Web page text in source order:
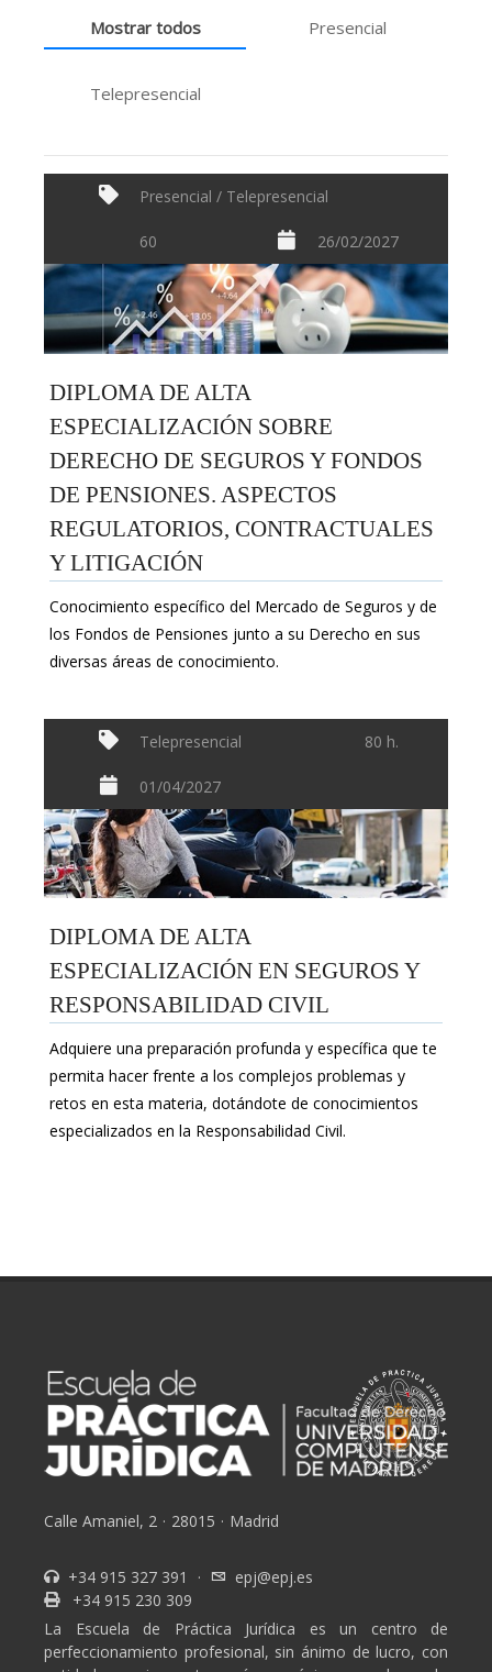
Mostrar todos Presencial
Telepresencial
Presencial / Telepresencial
60 26/02/2027
DIPLOMA DE ALTA
ESPECIALIZACIÓN SOBRE
DERECHO DE SEGUROS Y FONDOS
DE PENSIONES. ASPECTOS
REGULATORIOS, CONTRACTUALES
Y LITIGACIÓN
Conocimiento específico del Mercado de Seguros y de
los Fondos de Pensiones junto a su Derecho en sus
diversas áreas de conocimiento.
Telepresencial 80 h.
01/04/2027
DIPLOMA DE ALTA
ESPECIALIZACIÓN EN SEGUROS Y
RESPONSABILIDAD CIVIL
Adquiere una preparación profunda y específica que te
permita hacer frente a los complejos problemas y
retos en esta materia, dotándote de conocimientos
especializados en la Responsabilidad Civil.
Calle Amaniel, 2 · 28015 · Madrid
+34 915 327 391 ·
epj@epj.es
+34 915 230 309
La Escuela de Práctica Jurídica es un centro de
perfeccionamiento profesional, sin ánimo de lucro, con